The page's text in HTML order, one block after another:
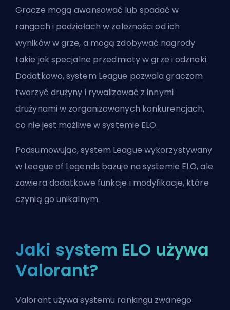
Gracze mogą awansować lub spadać w
rangach i podziałach w zależności od ich
wyników w grze, a mogą zdobywać nagrody
takie jak specjalne przedmioty w grze i odznaki.
Dodatkowo, system League pozwala graczom
tworzyć drużyny i rywalizować z innymi
drużynami w zorganizowanych konkurencjach,
co nie jest możliwe w systemie ELO.
Podsumowując, system League wykorzystywany
w League of Legends bazuje na systemie ELO, ale
zawiera dodatkowe funkcje i modyfikacje, które
czynią go unikalnym.
Jaki system ELO używa
Valorant?
Valorant używa systemu rankingu zwanego